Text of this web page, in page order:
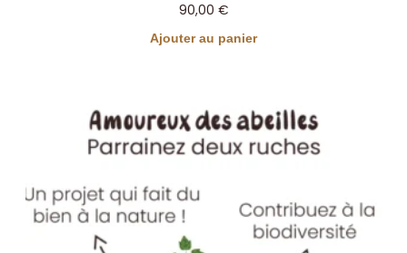
90,00 €
Ajouter au panier